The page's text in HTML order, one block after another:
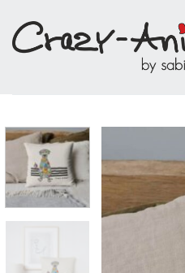
Inhalt
springen